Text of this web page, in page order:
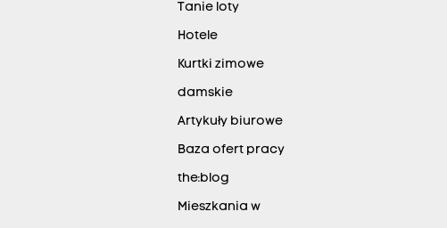
Tanie loty
Hotele
Kurtki zimowe
damskie
Artykuły biurowe
Baza ofert pracy
the:blog
Mieszkania w